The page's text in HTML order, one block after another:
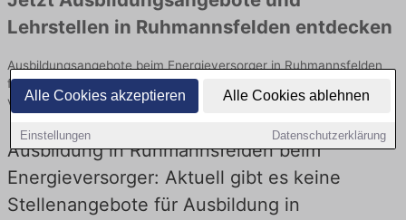
Alle Cookies akzeptieren Alle Cookies ablehnen
Einstellungen Datenschutzerklärung
Lehrstellen in Ruhmannsfelden entdecken
Ausbildungsangebote beim Energieversorger in Ruhmannsfelden
finden Sie von namhaften Firmen. Entdecken Sie freie Optionen
von Top-Arbeitgebern und bewerben Sie sich noch heute.
Ausbildung in Ruhmannsfelden beim
Energieversorger: Aktuell gibt es keine
Stellenangebote für Ausbildung in